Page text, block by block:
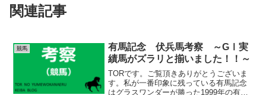
関連記事
競馬
有馬記念 伏兵馬考察 ～GⅠ実
績馬がズラリと揃いました！！～
TORです。ご覧頂きありがとうございま
す。私が一番印象に残っている有馬記念
はグラスワンダーが勝った1999年の有馬